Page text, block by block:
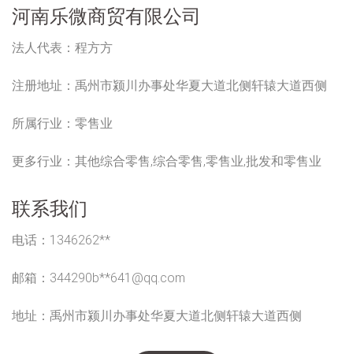
河南乐微商贸有限公司
法人代表： 程方方
注册地址： 禹州市颍川办事处华夏大道北侧轩辕大道西侧
所属行业： 零售业
更多行业： 其他综合零售,综合零售,零售业,批发和零售业
联系我们
电话：1346262**
邮箱：344290b**641@qq.com
地址：禹州市颍川办事处华夏大道北侧轩辕大道西侧